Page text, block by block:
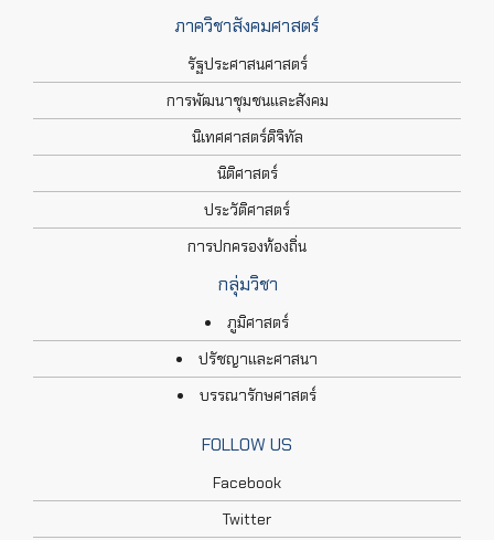
ภาควิชาสังคมศาสตร์
รัฐประศาสนศาสตร์
การพัฒนาชุมชนและสังคม
นิเทศศาสตร์ดิจิทัล
นิติศาสตร์
ประวัติศาสตร์
การปกครองท้องถิ่น
กลุ่มวิชา
ภูมิศาสตร์
ปรัชญาและศาสนา
บรรณารักษศาสตร์
FOLLOW US
Facebook
Twitter